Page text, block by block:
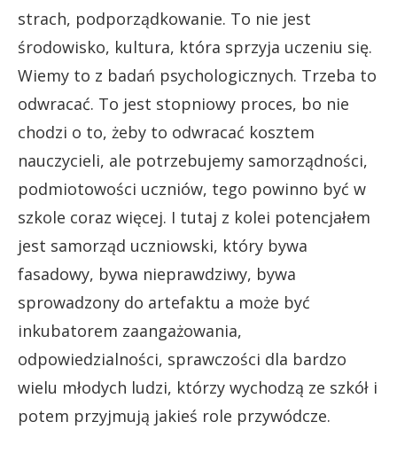
strach, podporządkowanie. To nie jest
środowisko, kultura, która sprzyja uczeniu się.
Wiemy to z badań psychologicznych. Trzeba to
odwracać. To jest stopniowy proces, bo nie
chodzi o to, żeby to odwracać kosztem
nauczycieli, ale potrzebujemy samorządności,
podmiotowości uczniów, tego powinno być w
szkole coraz więcej. I tutaj z kolei potencjałem
jest samorząd uczniowski, który bywa
fasadowy, bywa nieprawdziwy, bywa
sprowadzony do artefaktu a może być
inkubatorem zaangażowania,
odpowiedzialności, sprawczości dla bardzo
wielu młodych ludzi, którzy wychodzą ze szkół i
potem przyjmują jakieś role przywódcze.